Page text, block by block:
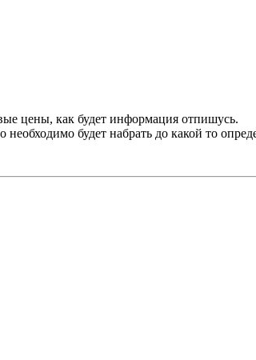
цены, как будет информация отпишусь.
будет набрать до какой то